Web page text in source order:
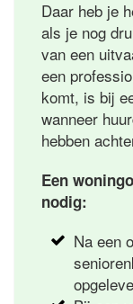
Daar heb je
als je nog
van een
een
komt, is bij
wanneer
hebben
Een
nodig:
Na een